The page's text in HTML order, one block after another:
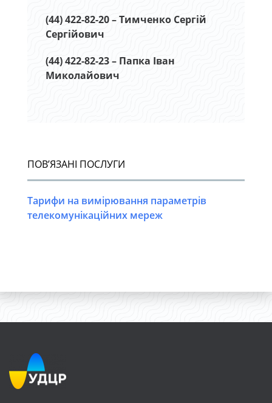
(44) 422-82-20 – Тимченко Сергій
Сергійович
(44) 422-82-23 – Папка Іван
Миколайович
ПОВ’ЯЗАНІ ПОСЛУГИ
Тарифи на вимірювання параметрів
телекомунікаційних мереж